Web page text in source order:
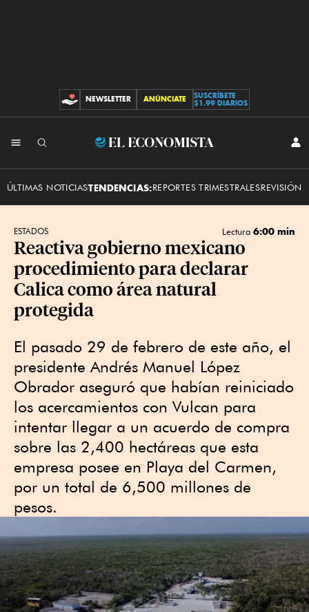
CONTRIBUCIONES
NEWSLETTER ANÚNCIATE
SUSCRÍBETE
$1.99 DIARIOS
El
ÚLTIMAS NOTICIASTENDENCIAS:REPORTES TRIMESTRALESREVISIÓN
ESTADOS Lectura 6:00 min
Reactiva gobierno mexicano
procedimiento para declarar
Calica como área natural
protegida
El pasado 29 de febrero de este año, el
presidente Andrés Manuel López
Obrador aseguró que habían reiniciado
los acercamientos con Vulcan para
intentar llegar a un acuerdo de compra
sobre las 2,400 hectáreas que esta
empresa posee en Playa del Carmen,
por un total de 6,500 millones de
pesos.